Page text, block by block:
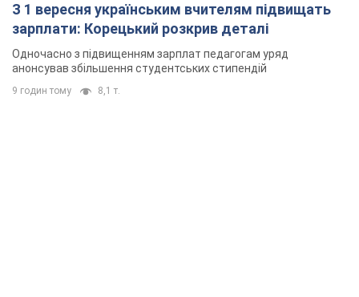
З 1 вересня українським вчителям підвищать
зарплати: Корецький розкрив деталі
Одночасно з підвищенням зарплат педагогам уряд
анонсував збільшення студентських стипендій
9 годин тому 8,1 т.